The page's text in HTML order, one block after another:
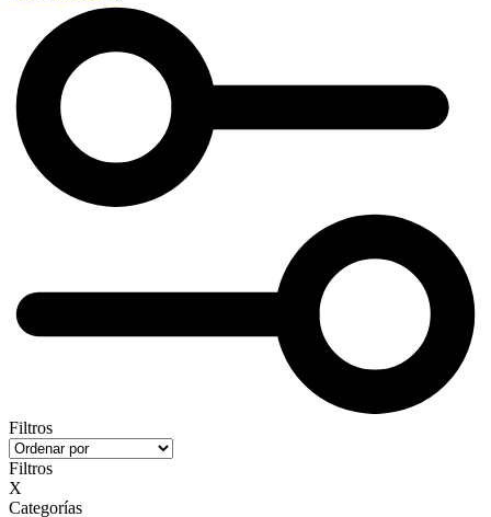
Filtros
Filtros
X
Categorías